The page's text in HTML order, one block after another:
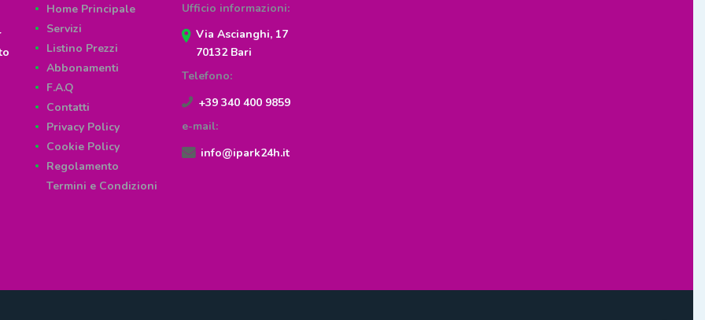
Home Principale
Servizi
Listino Prezzi
Abbonamenti
F.A.Q
Contatti
Privacy Policy
Cookie Policy
Regolamento
Termini e Condizioni
Ufficio informazioni:
Via Ascianghi, 17
70132 Bari
Telefono:
+39 340 400 9859
e-mail:
info@ipark24h.it